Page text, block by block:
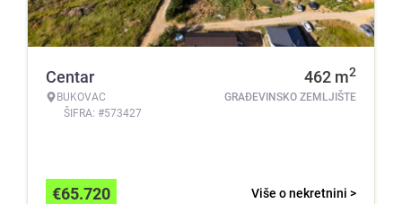
Centar
BUKOVAC
ŠIFRA: #573427
462 m2
GRAĐEVINSKO ZEMLJIŠTE
Više o nekretnini >
€65.720